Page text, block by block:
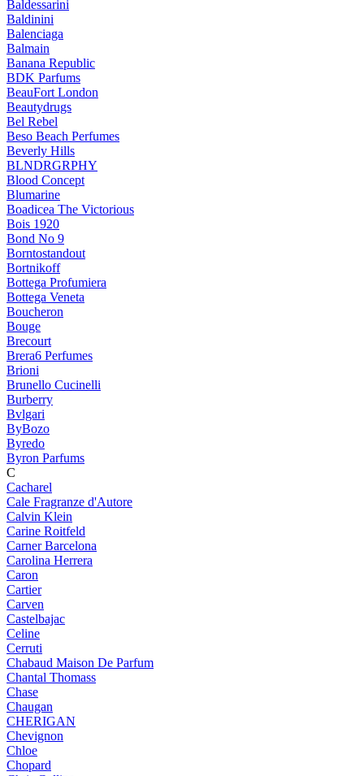
Baldessarini
Baldinini
Balenciaga
Balmain
Banana Republic
BDK Parfums
BeauFort London
Beautydrugs
Bel Rebel
Beso Beach Perfumes
Beverly Hills
BLNDRGRPHY
Blood Concept
Blumarine
Boadicea The Victorious
Bois 1920
Bond No 9
Borntostandout
Bortnikoff
Bottega Profumiera
Bottega Veneta
Boucheron
Bouge
Brecourt
Brera6 Perfumes
Brioni
Brunello Cucinelli
Burberry
Bvlgari
ByBozo
Byredo
Byron Parfums
C
Cacharel
Cale Fragranze d'Autore
Calvin Klein
Carine Roitfeld
Carner Barcelona
Carolina Herrera
Caron
Cartier
Carven
Castelbajac
Celine
Cerruti
Chabaud Maison De Parfum
Chantal Thomass
Chase
Chaugan
CHERIGAN
Chevignon
Chloe
Chopard